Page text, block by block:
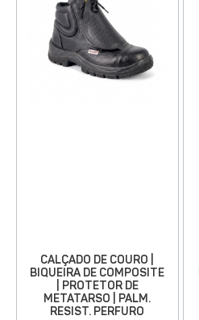
CALÇADO DE COURO |
BIQUEIRA DE COMPOSITE
| PROTETOR DE
METATARSO | PALM.
RESIST. PERFURO